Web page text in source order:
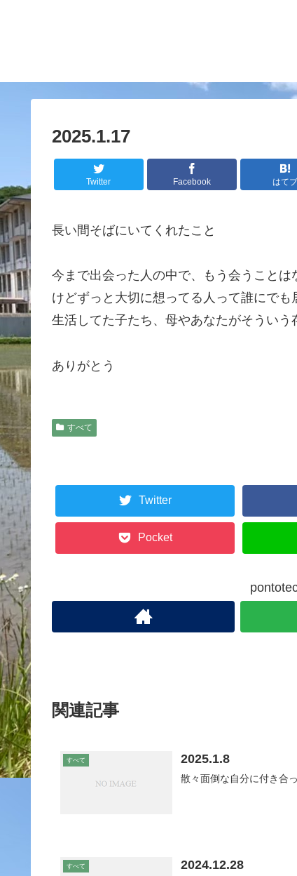
2025.1.17
Twitter Facebook はてブ
長い間そばにいてくれたこと
今まで出会った人の中で、もう会うこと
けどずっと大切に想ってる人って誰にで
生活してた子たち、母やあなたがそういう
ありがとう
すべて
Twitter
Pocket
関連記事
すべて 2025.1.8
散々面倒な自分に付き合
すべて 2024.12.28